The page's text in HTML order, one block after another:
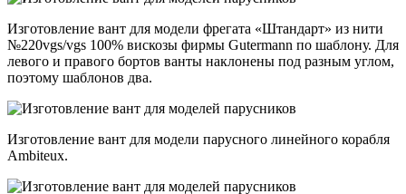
Изготовление вант для модели фрегата «Штандарт» из нити
№220vgs/vgs 100% вискозы фирмы Gutermann по шаблону. Для
левого и правого бортов ванты наклонены под разным углом,
поэтому шаблонов два.
Изготовление вант для модели парусного линейного корабля
Ambiteux.